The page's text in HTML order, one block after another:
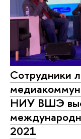
Сотрудники
НИУ ВШЭ
2021